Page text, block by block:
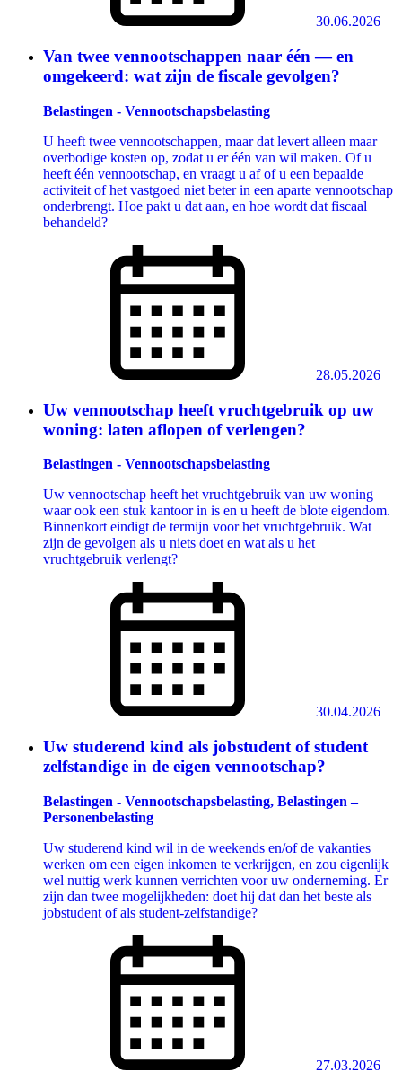
30.06.2026
Van twee vennootschappen naar één — en
omgekeerd: wat zijn de fiscale gevolgen?
Belastingen - Vennootschapsbelasting
U heeft twee vennootschappen, maar dat levert alleen maar
overbodige kosten op, zodat u er één van wil maken. Of u
heeft één vennootschap, en vraagt u af of u een bepaalde
activiteit of het vastgoed niet beter in een aparte vennootschap
onderbrengt. Hoe pakt u dat aan, en hoe wordt dat fiscaal
behandeld?
28.05.2026
Uw vennootschap heeft vruchtgebruik op uw
woning: laten aflopen of verlengen?
Belastingen - Vennootschapsbelasting
Uw vennootschap heeft het vruchtgebruik van uw woning
waar ook een stuk kantoor in is en u heeft de blote eigendom.
Binnenkort eindigt de termijn voor het vruchtgebruik. Wat
zijn de gevolgen als u niets doet en wat als u het
vruchtgebruik verlengt?
30.04.2026
Uw studerend kind als jobstudent of student
zelfstandige in de eigen vennootschap?
Belastingen - Vennootschapsbelasting, Belastingen –
Personenbelasting
Uw studerend kind wil in de weekends en/of de vakanties
werken om een eigen inkomen te verkrijgen, en zou eigenlijk
wel nuttig werk kunnen verrichten voor uw onderneming. Er
zijn dan twee mogelijkheden: doet hij dat dan het beste als
jobstudent of als student-zelfstandige?
27.03.2026